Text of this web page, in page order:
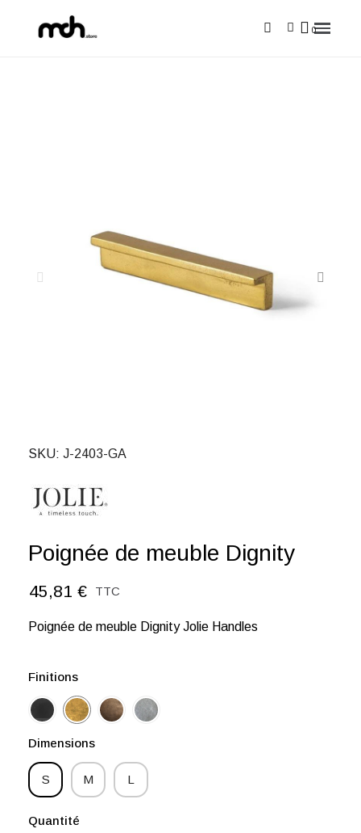
SKU J-2403-GA
Poignée de meuble Dignity
45,81 € TTC
Poignée de meuble Dignity Jolie Handles
Finitions
Dimensions
S M L
Quantité